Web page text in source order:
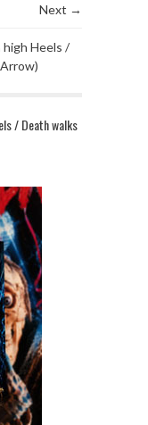
Next →
high Heels /
/ Death walks